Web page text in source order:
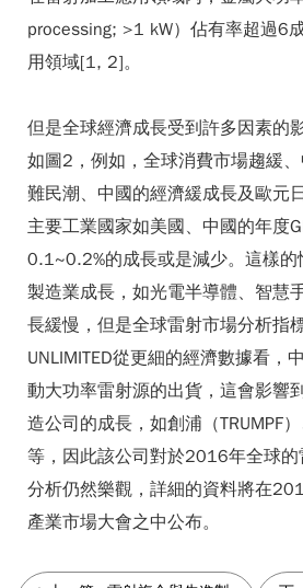
processing; >1 kW）佔有率超過6
用領域[1, 2]。
但是全球經濟成長受到許多因素的
如圖2，例如，全球消費市場趨緩
難民潮、中國的經濟緩成長及歐元
主要工業國家如美國、中國的年度
0.1~0.2%的成長或是減少。這樣
製造業成長，如光電半導體、智慧
長緩慢，但是全球雷射市場分析指
UNLIMITED從更細的經濟數據看，
動大功率雷射源的出貨，這會影響
造公司的成長，如創浦（TRUMPF
等，因此該公司對於2016年全球
分析仍然樂觀，詳細的資料將在
產業市場大會之中公布。